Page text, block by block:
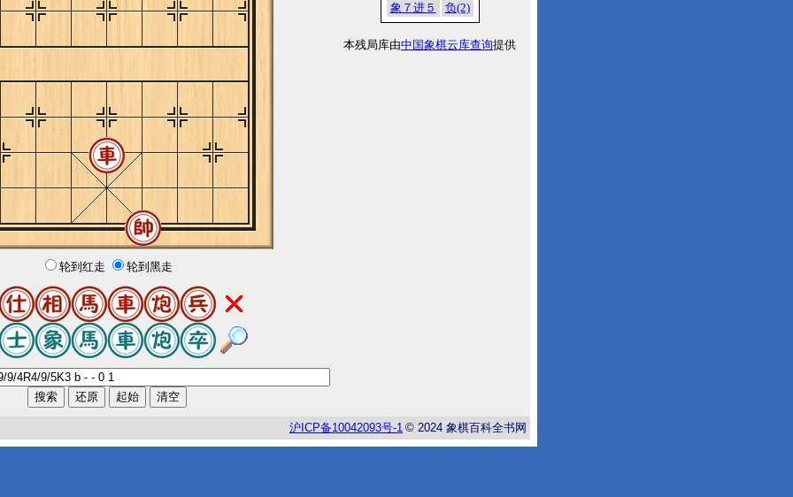
轮到红走 轮到黑走
象７进５
负(2)
本残局库由中国象棋云库查询提供
沪 ICP备10042093号-1 © 2024 象棋百科全书网